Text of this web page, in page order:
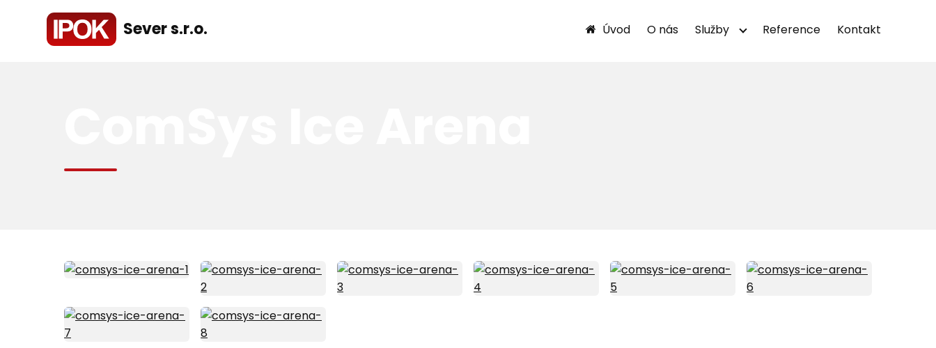
Sever s.r.o. Úvod O nás Služby Reference Kontakt